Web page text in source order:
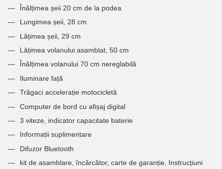
Înălțimea șeii 20 cm de la podea
Lungimea șeii, 28 cm
Lățimea șeii, 29 cm
Lățimea volanului asamblat, 50 cm
Înălțimea volanului 70 cm nereglabilă
Iluminare față
Trăgaci accelerație motocicletă
Computer de bord cu afișaj digital
3 viteze, indicator capacitate baterie
Informații suplimentare
Difuzor Bluetooth
kit de asamblare, încărcător, carte de garanție, Instrucțiuni